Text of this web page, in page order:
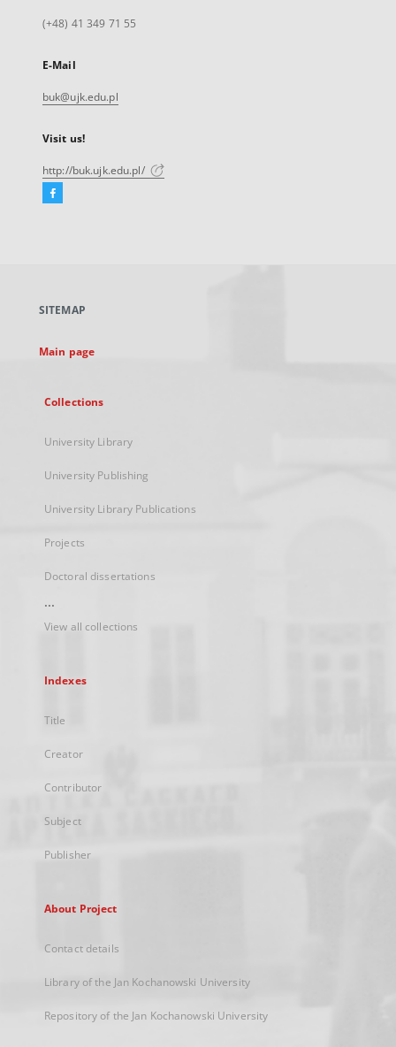
(+48) 41 349 71 55
E-Mail
buk@ujk.edu.pl
Visit us!
http://buk.ujk.edu.pl/
Facebook
new
SITEMAP
Main page
Collections
University Library
University Publishing
University Library Publications
Projects
Doctoral dissertations
...
View all collections
Indexes
Title
Creator
Contributor
Subject
Publisher
About Project
Contact details
Library of the Jan Kochanowski University
Repository of the Jan Kochanowski University